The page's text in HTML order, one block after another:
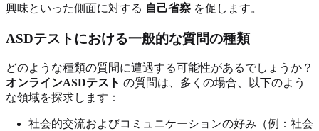
興味といった側面に対する 自己省察 を促します。
ASDテストにおける一般的な質問の種類
どのような種類の質問に遭遇する可能性があるでしょうか？
オンラインASDテスト の質問は、多くの場合、以下のよう
な領域を探求します：
社会的交流およびコミュニケーションの好み（例：社会